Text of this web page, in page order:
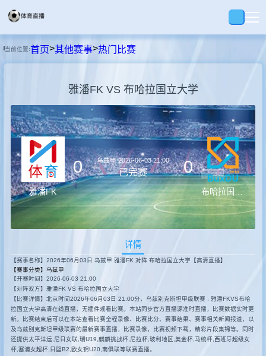
首页
足球
篮球
录播
集锦
速报
当前位置:首页>其他赛事>热门比赛
雅潘FK VS 布哈拉国立大学
雅潘FK
0 乌兹甲2026-06-03 21:00
已完赛 0
详情
【赛事名称】2026年06月03日 乌兹甲 雅潘FK 对阵 布哈拉国立大学【高清直播】
【赛事分类】 乌兹甲
【开赛时间】2026-06-03 21:00
【对阵双方】雅潘FK VS 布哈拉国立大学
【比赛详情】北京时间2026年06月03日 21:00分，乌兹别克斯坦甲级联赛 : 雅潘FKVS布哈
拉国立大学高清在线直播，无插件观看比赛。本站同步官方直播源准时直播，比赛数据实时更
新。比赛结束后可以在本站查看比赛全程录像、比赛比分、赛事结果、赛事相关新闻报道，以
及乌兹别克斯坦甲级联赛的最新赛事直播，比赛录像，比赛视频下载，精彩片段集锦等。同时
还提供太平洋运,尼日女联,瑞U19,麒麟挑战杯,尼拉杯,玻利地区,美金杯,马统杯,西班牙超级女
杯,塞浦女超杯,日篮B2,欧女锦U20,南俱联等联赛直播。